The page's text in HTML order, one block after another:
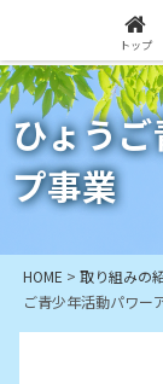
ひょう
プ事業
HOME >取り組みの
ご青少年活動パワー
トップ